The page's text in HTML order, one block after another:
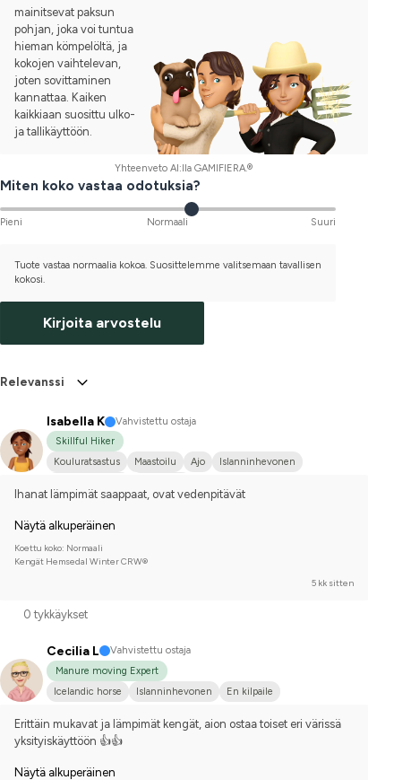
mainitsevat paksun
pohjan, joka voi tuntua
hieman kömpelöltä, ja
kokojen vaihtelevan,
joten sovittaminen
kannattaa. Kaiken
kaikkiaan suosittu ulko-
ja tallikäyttöön.
Yhteenveto AI:lla GAMIFIERA.®
Miten koko vastaa odotuksia?
Pieni Normaali Suuri
Tuote vastaa normaalia kokoa. Suosittelemme valitsemaan tavallisen
kokosi.
Kirjoita arvostelu
Relevanssi
Isabella K
Vahvistettu ostaja
Skillful Hiker
Kouluratsastus
Maastoilu Ajo
Islanninhevonen
Ihanat lämpimät saappaat, ovat vedenpitävät
Näytä alkuperäinen
Koettu koko: Normaali
Kengät Hemsedal Winter CRW®
5 kk sitten
0 tykkäykset
Cecilia L
Vahvistettu ostaja
Manure moving Expert
Icelandic horse
Islanninhevonen En kilpaile
Erittäin mukavat ja lämpimät kengät, aion ostaa toiset eri värissä
yksityiskäyttöön 👍👍
Näytä alkuperäinen